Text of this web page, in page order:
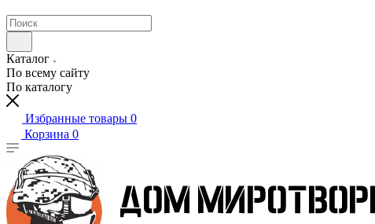
Каталог
По всему сайту
По каталогу
Избранные товары 0
Корзина 0